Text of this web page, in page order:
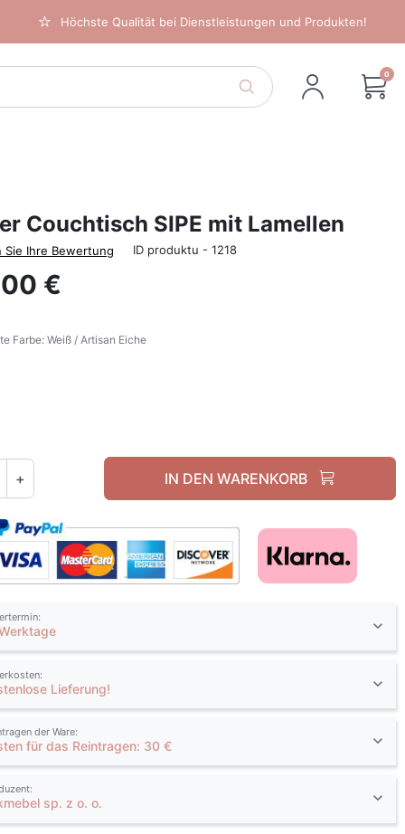
Höchste Qualität bei Dienstleistungen und Produkten!
0
Couchtisch SIPE mit Lamellen
Sie Ihre Bewertung ID produktu - 1218
€
Farbe: Weiß / Artisan Eiche
/ Artisan Eiche
+ IN DEN WARENKORB
Lieferung!
der Ware:
für das Reintragen: 30 €
sp. z o. o.